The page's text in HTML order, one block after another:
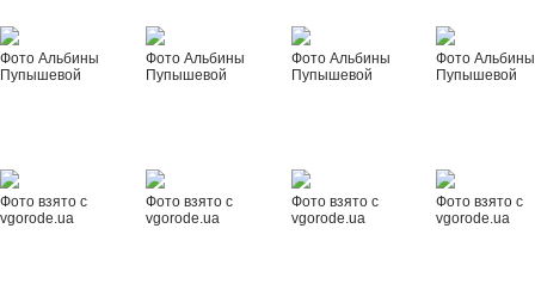
Фото Альбины
Пупышевой
Фото Альбины
Пупышевой
Фото Альбины
Пупышевой
Фото Альбины
Пупышевой
Фото взято с
vgorode.ua
Фото взято с
vgorode.ua
Фото взято с
vgorode.ua
Фото взято с
vgorode.ua